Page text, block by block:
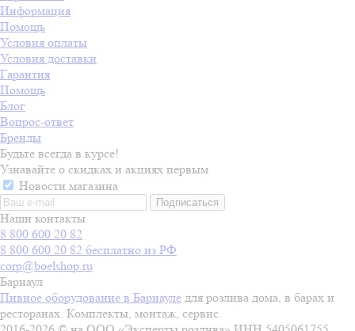
Информация
Помощь
Условия оплаты
Условия доставки
Гарантия
Помощь
Блог
Вопрос-ответ
Бренды
Будьте всегда в курсе!
Узнавайте о скидках и акциях первым
Новости магазина
Наши контакты
8 800 600 20 82
8 800 600 20 82 бесплатно из РФ
corp@boelshop.ru
Барнаул
Пивное оборудование в Барнауле для розлива дома, в барах и
ресторанах. Комплекты, монтаж, сервис.